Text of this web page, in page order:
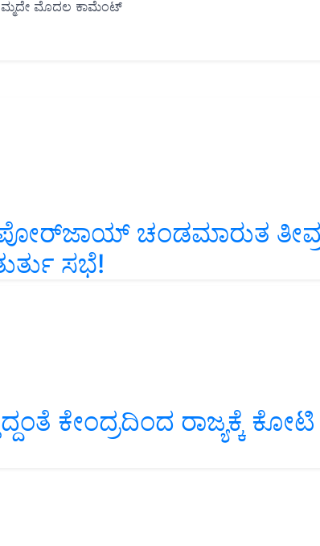
ಚಂಡಮಾರುತ ತೀವ್ರ;
ಸಭೆ!
ಕೇಂದ್ರದಿಂದ ರಾಜ್ಯಕ್ಕೆ ಕೋಟಿ